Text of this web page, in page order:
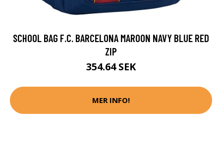
SCHOOL BAG F.C. BARCELONA MAROON NAVY BLUE RED
ZIP
354.64 SEK
MER INFO!